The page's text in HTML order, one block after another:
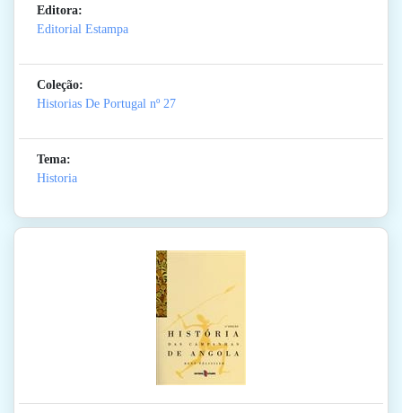
Editora:
Editorial Estampa
Coleção:
Historias De Portugal nº 27
Tema:
Historia